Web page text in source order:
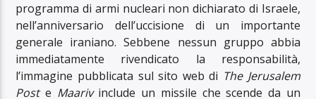
programma di armi nucleari non dichiarato di Israele,
nell’anniversario dell’uccisione di un importante
generale iraniano. Sebbene nessun gruppo abbia
immediatamente rivendicato la responsabilità,
l’immagine pubblicata sul sito web di The Jerusalem
Poste Maarivinclude un missile che scende da un